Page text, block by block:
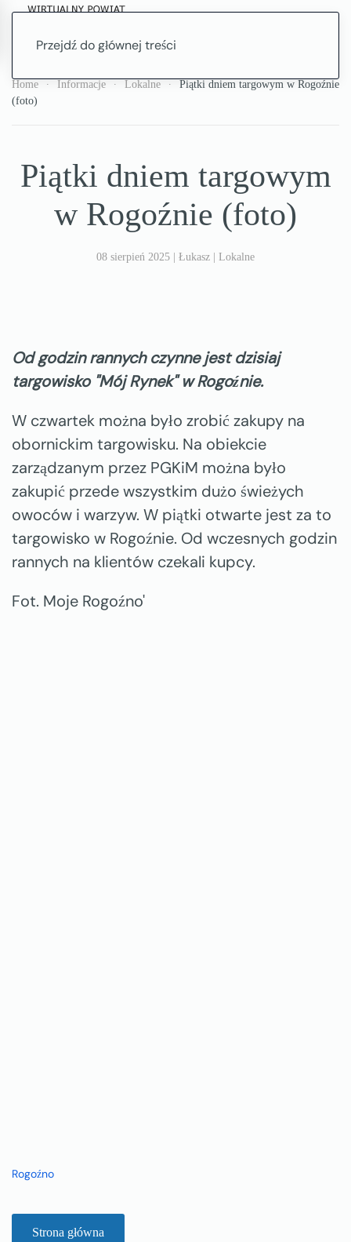
Przejdź do głównej treści
Home Informacje Lokalne
Piątki dniem targowym w Rogoźnie
(foto)
Piątki dniem targowym
w Rogoźnie (foto)
08 sierpień 2025 | Łukasz | Lokalne
Od godzin rannych czynne jest dzisiaj
targowisko "Mój Rynek" w Rogoźnie.
W czwartek można było zrobić zakupy na
obornickim targowisku. Na obiekcie
zarządzanym przez PGKiM można było
zakupić przede wszystkim dużo świeżych
owoców i warzyw. W piątki otwarte jest za to
targowisko w Rogoźnie. Od wczesnych godzin
rannych na klientów czekali kupcy.
Fot. Moje Rogoźno'
Rogoźno
Strona główna